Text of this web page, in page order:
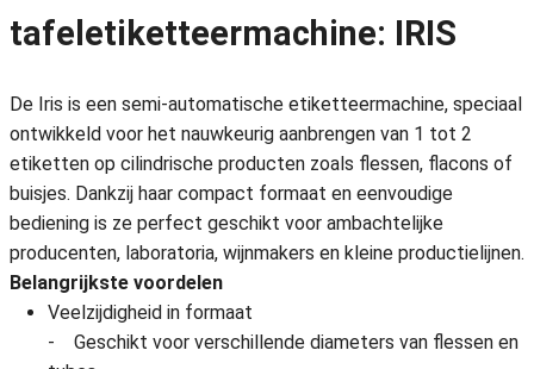
tafeletiketteermachine: IRIS
De Iris is een semi-automatische etiketteermachine, speciaal
ontwikkeld voor het nauwkeurig aanbrengen van 1 tot 2
etiketten op cilindrische producten zoals flessen, flacons of
buisjes. Dankzij haar compact formaat en eenvoudige
bediening is ze perfect geschikt voor ambachtelijke
producenten, laboratoria, wijnmakers en kleine productielijnen.
Belangrijkste voordelen
Veelzijdigheid in formaat
- Geschikt voor verschillende diameters van flessen en